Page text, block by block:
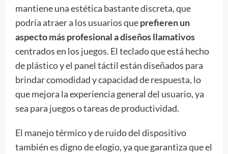
mantiene una estética bastante discreta, que
podría atraer a los usuarios queprefieren un
aspecto más profesional a diseños llamativos
centrados en los juegos. El teclado que está hecho
de plástico y el panel táctil están diseñados para
brindar comodidad y capacidad de respuesta, lo
que mejora la experiencia general del usuario, ya
sea para juegos o tareas de productividad.
El manejo térmico y de ruido del dispositivo
también es digno de elogio, ya que garantiza que el